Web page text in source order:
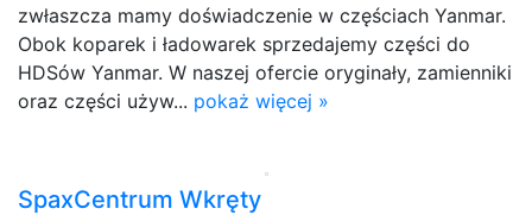
zwłaszcza mamy doświadczenie w częściach Yanmar.
Obok koparek i ładowarek sprzedajemy części do
HDSów Yanmar. W naszej ofercie oryginały, zamienniki
oraz części używ... pokaż więcej »
SpaxCentrum Wkręty